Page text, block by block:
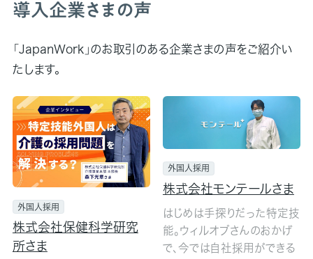
導入企業さまの声
「JapanWork」のお取引のある企業さまの声をご紹介い
たします。
外国人採用
株式会社保健科学研究
所さま
外国人採用
株式会社モンテールさま
はじめは手探りだった特定技
能。ウィルオブさんのおかげ
で、今では自社採用ができる